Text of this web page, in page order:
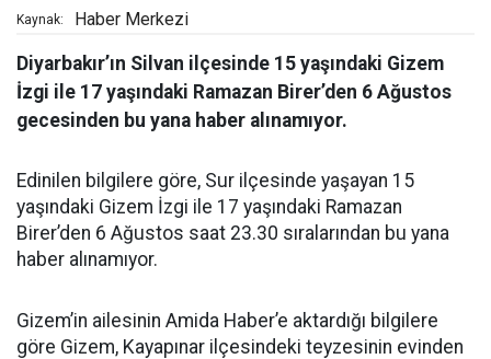
Kaynak: Haber Merkezi
Diyarbakır’ın Silvan ilçesinde 15 yaşındaki Gizem
İzgi ile 17 yaşındaki Ramazan Birer’den 6 Ağustos
gecesinden bu yana haber alınamıyor.
Edinilen bilgilere göre, Sur ilçesinde yaşayan 15
yaşındaki Gizem İzgi ile 17 yaşındaki Ramazan
Birer’den 6 Ağustos saat 23.30 sıralarından bu yana
haber alınamıyor.
Gizem’in ailesinin Amida Haber’e aktardığı bilgilere
göre Gizem, Kayapınar ilçesindeki teyzesinin evinden